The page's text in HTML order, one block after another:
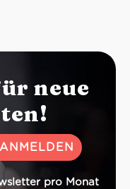
neue
pro Monat